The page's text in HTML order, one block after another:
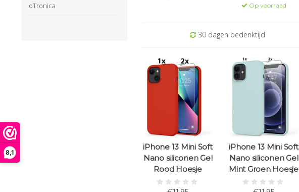
8,1
oTronica Op voorraad
30 dagen bedenktijd
iPhone 13 Mini Soft
Nano siliconen Gel
Rood Hoesje
iPhone 13 Mini Soft
Nano siliconen Gel
Mint Groen Hoesje